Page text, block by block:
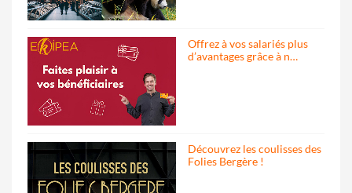
Offrez à vos salariés plus
d’avantages grâce à n…
Découvrez les coulisses des
Folies Bergère !